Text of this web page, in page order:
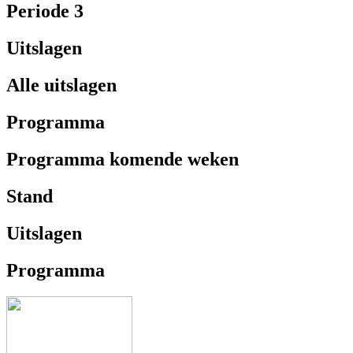
Periode 3
Uitslagen
Alle uitslagen
Programma
Programma komende weken
Stand
Uitslagen
Programma